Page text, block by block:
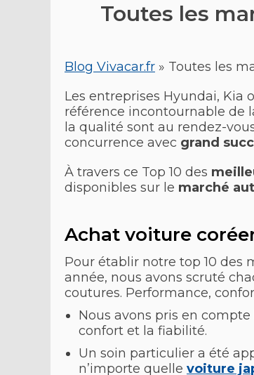
Toutes les
Blog Vivacar.fr » Toutes les
Les entreprises Hyundai, Kia
référence incontournable de
la qualité sont au rendez-
concurrence avec grand
À travers ce Top 10 des
disponibles sur le marché
Achat voiture
Pour établir notre top 10 des
année, nous avons scruté
coutures. Performance,
Nous avons pris en
confort et la fiabilité.
Un soin particulier a été
n’importe quelle voiture